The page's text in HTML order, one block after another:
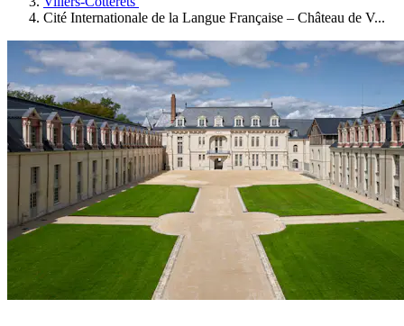
Cité Internationale de la Langue Française – Château de V...